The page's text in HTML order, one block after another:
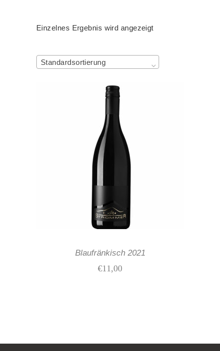
Einzelnes Ergebnis wird angezeigt
Standardsortierung
IN DEN WARENKORB
Blaufränkisch 2021
€11,00